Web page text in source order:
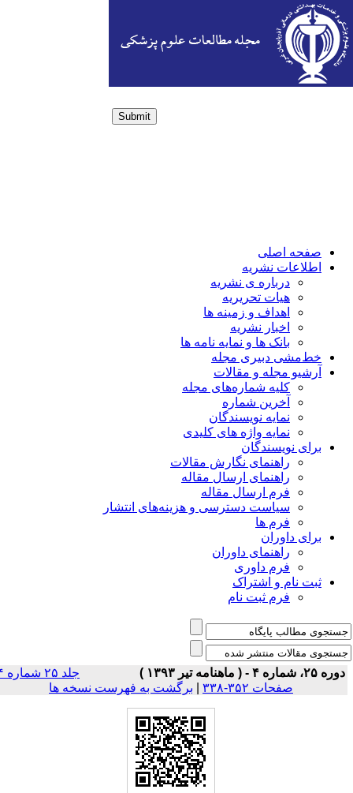
Submit
صفحه اصلی
اطلاعات نشریه
درباره ی نشریه
هیات تحریریه
اهداف و زمینه ها
اخبار نشریه
بانک ها و نمایه نامه ها
خط‌مشی دبیری مجله
آرشیو مجله و مقالات
کلیه شماره‌های مجله
آخرین شماره
نمایه نویسندگان
نمایه واژه های کلیدی
برای نویسندگان
راهنمای نگارش مقالات
راهنمای ارسال مقاله
فرم ارسال مقاله
سیاست دسترسی و هزینه‌های انتشار
فرم ها
برای داوران
راهنمای داوران
فرم داوری
ثبت نام و اشتراک
فرم ثبت نام
شماره ۴ - ( ماهنامه تیر ۱۳۹۳ )
جلد ۲۵ شماره ۴
صفحات ۳۵۲-۳۳۸
| برگشت به فهرست نسخه ها